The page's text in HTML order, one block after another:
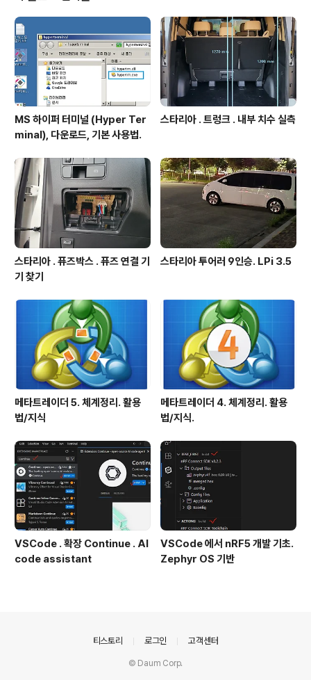
을 설치하지 않아도 우커머스에서 다국어 설정은 가능함.
이 플러그인은 설명서를 꼼꼼히 보면서 설정 진행해야 가
능. 직관적이질 못함. WooCommerce Multilingual 사
용자 설명서 -> http://wpml.org/documenta..
MS 하이퍼 터미널 (Hyper Ter
minal), 다운로드, 기본 사용법.
스타리아 . 트렁크 . 내부 치수 실측
스타리아 . 퓨즈박스 . 퓨즈 연결 기
기 찾기
스타리아 투어러 9인승. LPi 3.5
메타트레이더 5. 체계정리. 활용
법/지식
메타트레이더 4. 체계정리. 활용
법/지식.
VSCode . 확장 Continue . AI
code assistant
VSCode 에서 nRF5 개발 기초.
Zephyr OS 기반
티스토리 로그인 고객센터
© Daum Corp.